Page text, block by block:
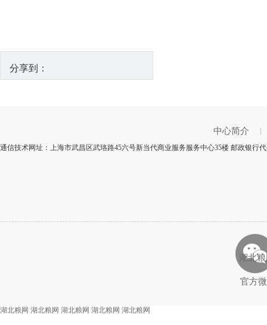
分享到：
中心简介
通信技术网址：上海市武昌区武珞路45六号新当代商业服务服务中心35楼 邮政银行
湖北
官方
湖北粮网 湖北粮网 湖北粮网 湖北粮网 湖北粮网